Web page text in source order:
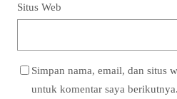
Situs Web
Simpan nama, email, dan situs
untuk komentar saya berikutnya.